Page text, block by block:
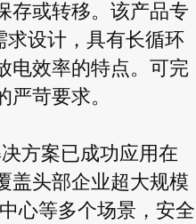
存或转移。该产品专
求设计，具有长循环
电效率的特点。可完
苛要求。
方案已成功应用在
盖头部企业超大规模
心等多个场景，安全